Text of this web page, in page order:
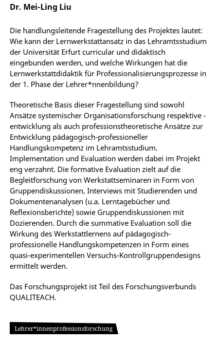
Dr. Mei-Ling Liu
Die handlungsleitende Fragestellung des Projektes lautet:
Wie kann der Lernwerkstattansatz in das Lehramtsstudium
der Universität Erfurt curricular und didaktisch
eingebunden werden, und welche Wirkungen hat die
Lernwerkstattdidaktik für Professionalisierungsprozesse in
der 1. Phase der Lehrer*nnenbildung?
Theoretische Basis dieser Fragestellung sind sowohl
Ansätze systemischer Organisationsforschung respektive -
entwicklung als auch professionstheoretische Ansätze zur
Entwicklung pädagogisch-professioneller
Handlungskompetenz im Lehramtsstudium.
Implementation und Evaluation werden dabei im Projekt
eng verzahnt. Die formative Evaluation zielt auf die
Begleitforschung von Werkstattseminaren in Form von
Gruppendiskussionen, Interviews mit Studierenden und
Dokumentenanalysen (u.a. Lerntagebücher und
Reflexionsberichte) sowie Gruppendiskussionen mit
Dozierenden. Durch die summative Evaluation soll die
Wirkung des Werkstattlernens auf pädagogisch-
professionelle Handlungskompetenzen in Form eines
quasi-experimentellen Versuchs-Kontrollgruppendesigns
ermittelt werden.
Das Forschungsprojekt ist Teil des Forschungsverbunds
QUALITEACH.
Lehrer*innenprofessionsforschung